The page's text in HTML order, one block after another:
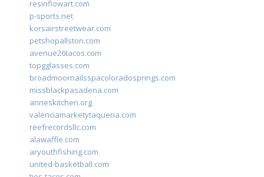
resinflowart.com
p-sports.net
korsairstreetwear.com
petshopallston.com
avenue26tacos.com
topgglasses.com
broadmoornailsspacoloradosprings.com
missblackpasadena.com
anneskitchen.org
valenciamarketytaqueria.com
reefrecordsllc.com
alawaffle.com
aryouthfishing.com
united-basketball.com